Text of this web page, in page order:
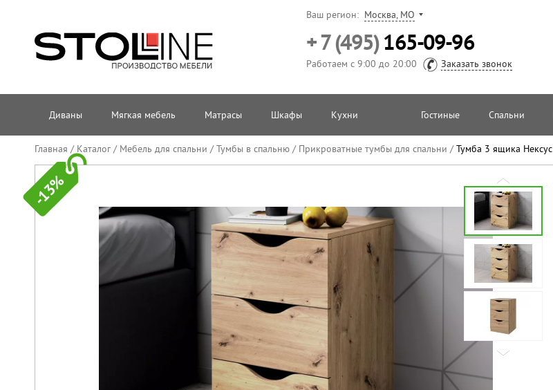
Ваш регион: Москва, МО
+ 7 (495)165-09-96
Работаем с 9:00 до 20:00 Заказать звонок
Диваны Мягкая мебель Матрасы Шкафы Кухни Гостиные Спальни
Главная / Каталог/ Мебель для спальни /Тумбы в спальню / Прикроватные тумбы для спальни /Тумба 3 ящика Нексус
-13%